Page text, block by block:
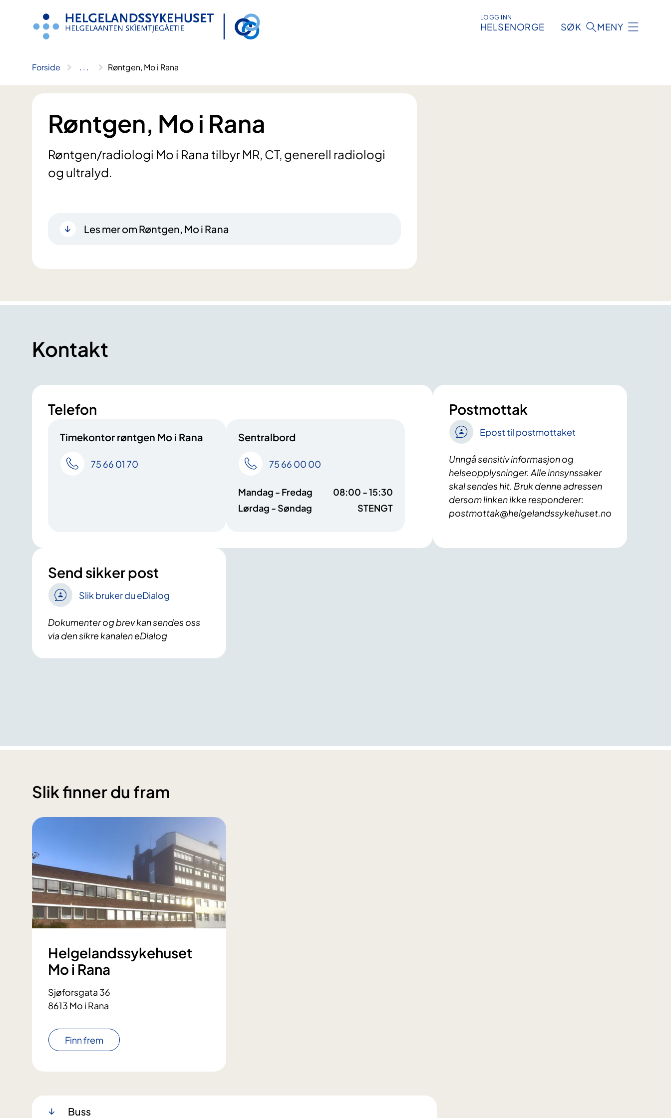
LOGG INN
HELSENORGE SØK MENY
Forside .. . Røntgen, Mo i Rana
Røntgen, Mo i Rana
Røntgen/radiologi Mo i Rana tilbyr MR, CT, generell radiologi
og ultralyd.
Les mer om Røntgen, Mo i Rana
Kontakt
Telefon
Timekontor røntgen Mo i Rana
75 66 01 70
Sentralbord
75 66 00 00
Mandag - Fredag
08:00 - 15:30
Lørdag - Søndag
STENGT
Postmottak
Epost til postmottaket
Unngå sensitiv informasjon og
helseopplysninger. Alle innsynssaker
skal sendes hit. Bruk denne adressen
dersom linken ikke responderer:
postmottak@helgelandssykehuset.no
Send sikker post
Slik bruker du eDialog
Dokumenter og brev kan sendes oss
via den sikre kanalen eDialog
Slik finner du fram
Helgelandssykehuset
Mo i Rana
Sjøforsgata 36
8613 Mo i Rana
Finn frem
Buss